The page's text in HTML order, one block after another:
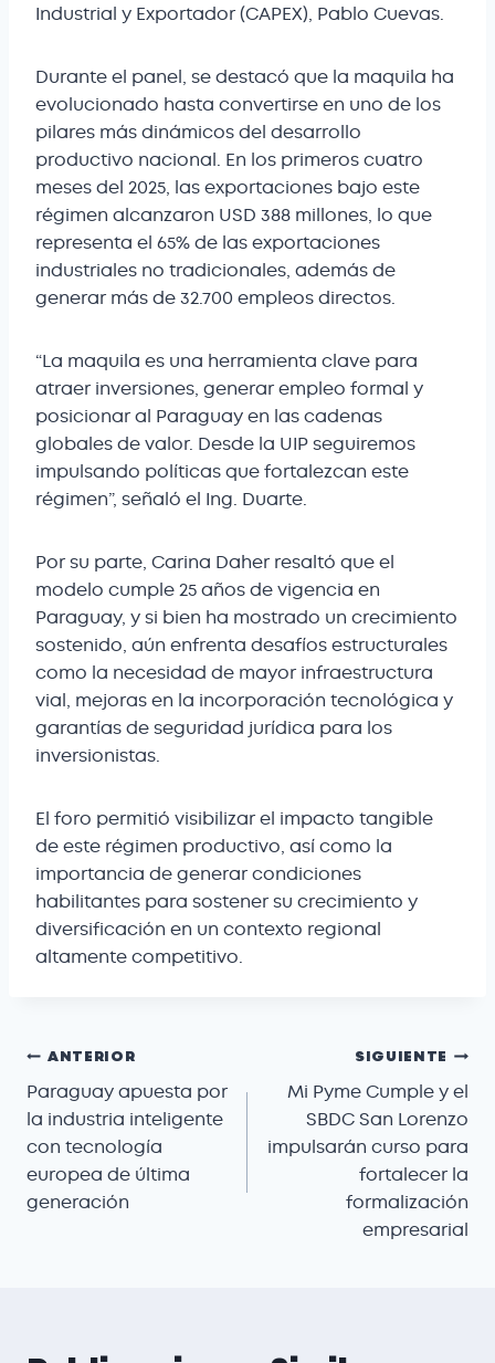
Industrial y Exportador (CAPEX), Pablo Cuevas.
Durante el panel, se destacó que la maquila ha
evolucionado hasta convertirse en uno de los
pilares más dinámicos del desarrollo
productivo nacional. En los primeros cuatro
meses del 2025, las exportaciones bajo este
régimen alcanzaron USD 388 millones, lo que
representa el 65% de las exportaciones
industriales no tradicionales, además de
generar más de 32.700 empleos directos.
“La maquila es una herramienta clave para
atraer inversiones, generar empleo formal y
posicionar al Paraguay en las cadenas
globales de valor. Desde la UIP seguiremos
impulsando políticas que fortalezcan este
régimen”, señaló el Ing. Duarte.
Por su parte, Carina Daher resaltó que el
modelo cumple 25 años de vigencia en
Paraguay, y si bien ha mostrado un crecimiento
sostenido, aún enfrenta desafíos estructurales
como la necesidad de mayor infraestructura
vial, mejoras en la incorporación tecnológica y
garantías de seguridad jurídica para los
inversionistas.
El foro permitió visibilizar el impacto tangible
de este régimen productivo, así como la
importancia de generar condiciones
habilitantes para sostener su crecimiento y
diversificación en un contexto regional
altamente competitivo.
ANTERIOR
Paraguay apuesta por
la industria inteligente
con tecnología
europea de última
generación
SIGUIENTE
Mi Pyme Cumple y el
SBDC San Lorenzo
impulsarán curso para
fortalecer la
formalización
empresarial